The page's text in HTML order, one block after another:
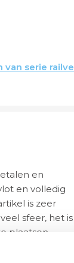
van serie
en
en volledig
is zeer
sfeer, het is
plaatsen.